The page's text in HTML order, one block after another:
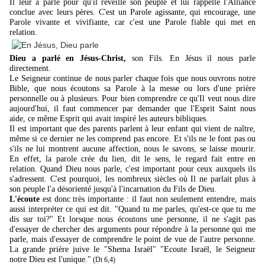
Il leur a parlé pour qu'il réveille son peuple et lui rappelle l'Alliance
conclue avec leurs pères. C'est un Parole agissante, qui encourage, une
Parole vivante et vivifiante, car c'est une Parole fiable qui met en
relation.
Dieu a parlé en Jésus-Christ,son Fils. En Jésus il nous parle
directement.
Le Seigneur continue de nous parler chaque fois que nous ouvrons notre
Bible, que nous écoutons sa Parole à la messe ou lors d'une prière
personnelle ou à plusieurs. Pour bien comprendre ce qu'Il veut nous dire
aujourd'hui, il faut commencer par demander que l'Esprit Saint nous
aide, ce même Esprit qui avait inspiré les auteurs bibliques.
Il est important que des parents parlent à leur enfant qui vient de naître,
même si ce dernier ne les comprend pas encore. Et s'ils ne le font pas ou
s'ils ne lui montrent aucune affection, nous le savons, se laisse mourir.
En effet, la parole crée du lien, dit le sens, le regard fait entre en
relation. Quand Dieu nous parle, c'est important pour ceux auxquels ils
s'adressent. C'est pourquoi, les nombreux siècles où Il ne parlait plus à
son peuple l'a désorienté jusqu'à l'incarnation du Fils de Dieu.
L'écoute est donc très importante : il faut non seulement entendre, mais
aussi interpréter ce qui est dit. "Quand tu me parles, qu'est-ce que tu me
dis sur toi?" Et lorsque nous écoutons une personne, il ne s'agit pas
d'essayer de chercher des arguments pour répondre à la personne qui me
parle, mais d'essayer de comprendre le point de vue de l'autre personne.
La grande prière juive le "Shema Israël" "Ecoute Israël, le Seigneur
notre Dieu est l'unique." (Dt 6,4)